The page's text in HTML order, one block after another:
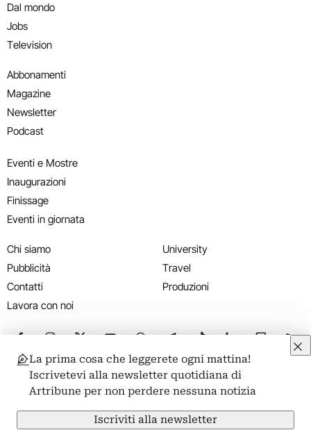
Dal mondo
Jobs
Television
Abbonamenti
Magazine
Newsletter
Podcast
Eventi e Mostre
Inaugurazioni
Finissage
Eventi in giornata
Chi siamo
Pubblicità
Contatti
Lavora con noi
University
Travel
Produzioni
Seguici su Facebook
Seguici su Instagram
Seguici su X
Seguici su YouTube
Seguici su WhatsApp
Seguici su Telegram
Seguici su TikTok
Seguici su
Seguici
Sito realizzato con il contributo bando TOCC Decreto Direttoriale
n. 385 del 19/10/2022 PROT. PROGETTOTOCC0000125
COR15906233 CUPC87J23001080008
La prima cosa che leggerete ogni mattina!
Iscrivetevi alla newsletter quotidiana di
Artribune per non perdere nessuna notizia
Iscriviti alla newsletter